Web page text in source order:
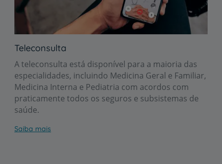
Teleconsulta
A teleconsulta está disponível para a maioria das
especialidades, incluindo Medicina Geral e Familiar,
Medicina Interna e Pediatria com acordos com
praticamente todos os seguros e subsistemas de
saúde.
Saiba mais